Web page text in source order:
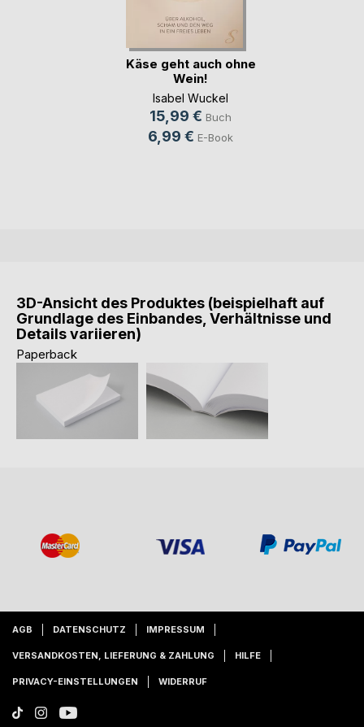
Käse geht auch ohne
Wein!
Isabel Wuckel
15,99 € Buch
6,99 € E-Book
3D-Ansicht des Produktes (beispielhaft auf
Grundlage des Einbandes, Verhältnisse und
Details variieren)
Paperback
AGB DATENSCHUTZ IMPRESSUM
VERSANDKOSTEN, LIEFERUNG & ZAHLUNG HILFE
PRIVACY-EINSTELLUNGEN WIDERRUF